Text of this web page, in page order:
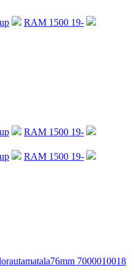
RAM 1500 19-
RAM 1500 19-
RAM 1500 19-